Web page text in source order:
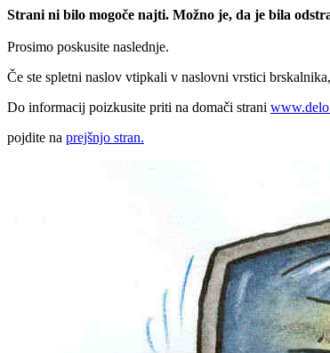
Strani ni bilo mogoče najti. Možno je, da je bila
Prosimo poskusite naslednje.
Če ste spletni naslov vtipkali v naslovni vrstici
Do informacij poizkusite priti na domači strani
pojdite na prejšnjo stran.